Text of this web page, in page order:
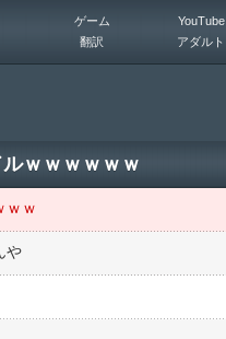
ゲーム YouTube
翻訳 アダルト
ｗｗｗｗｗｗ
ｗｗ
や